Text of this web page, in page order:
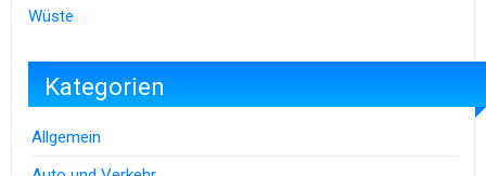
Wüste
Kategorien
Allgemein